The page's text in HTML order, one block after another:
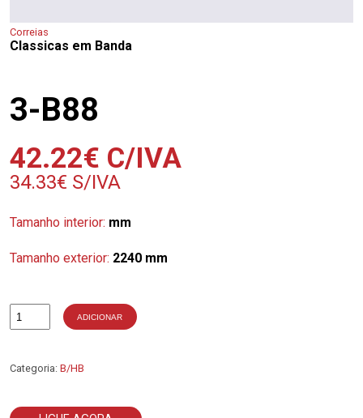
Correias
Classicas em Banda
3-B88
42.22€ C/IVA
34.33€ S/IVA
Tamanho interior: mm
Tamanho exterior: 2240 mm
Quantidade
B88
ADICIONAR
Categoria: B/HB